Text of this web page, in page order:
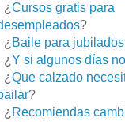
¿ Cursos gratis para
?
¿ Baile para jubilados
¿ Y si algunos días
¿ Que calzado
?
¿ Recomiendas